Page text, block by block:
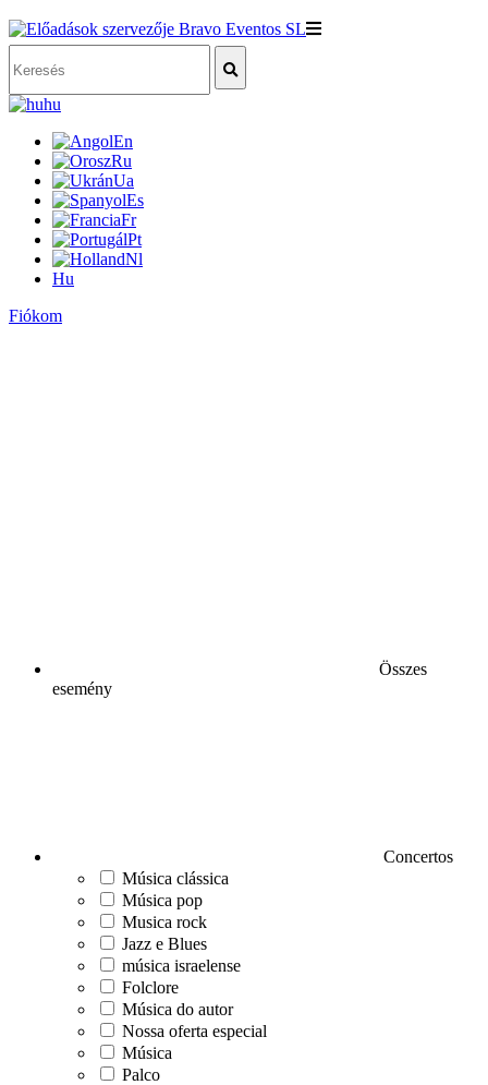
hu
En
Ru
Ua
Es
Fr
Pt
Nl
Hu
Fiókom
Összes
esemény
Concertos
Música clássica
Música pop
Musica rock
Jazz e Blues
música israelense
Folclore
Música do autor
Nossa oferta especial
Música
Palco